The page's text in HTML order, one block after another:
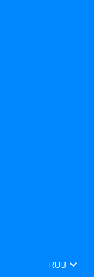
RUB